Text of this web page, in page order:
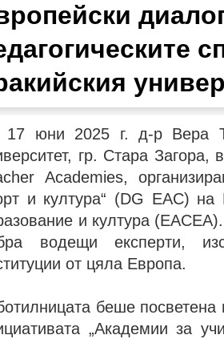
юни 2025 г. д-р Вера
гр. Стара Загора,
Academies,
и култура“ (DG EAC) на
и култура
водещи експерти,
от цяла Европа.
беше
„Академии за